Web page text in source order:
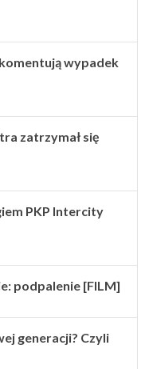
wypadek
zatrzymał się
PKP Intercity
podpalenie [FILM]
generacji? Czyli